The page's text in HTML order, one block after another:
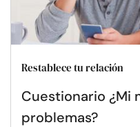
Restablece tu relación
Cuestionario ¿Mi
problemas?